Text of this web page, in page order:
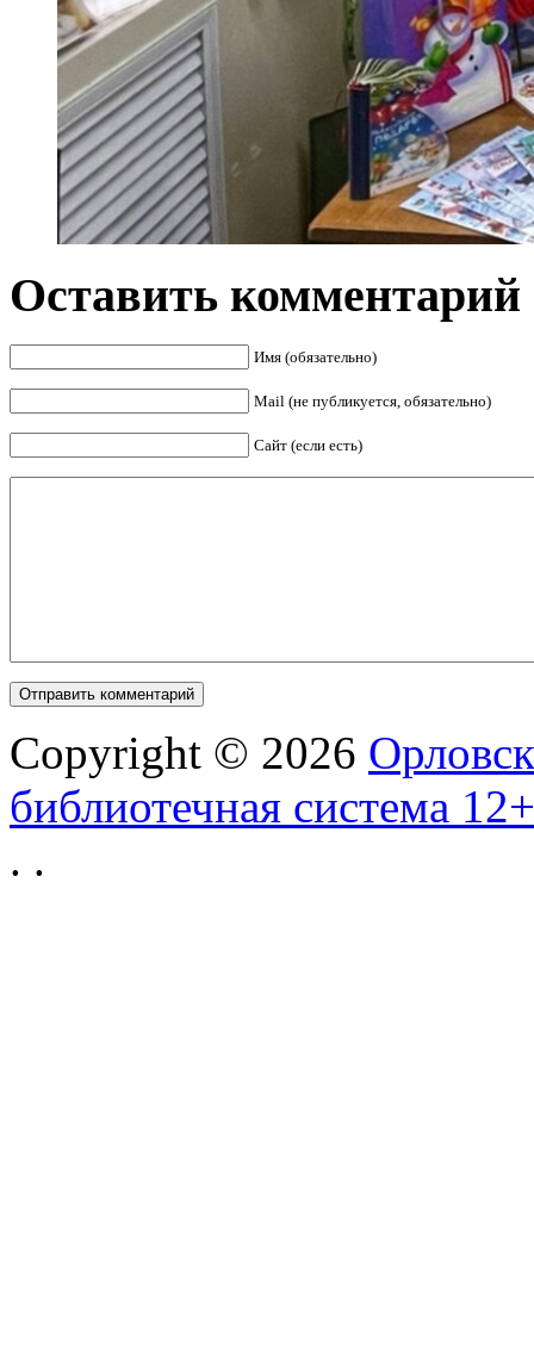
Оставить комментарий
Имя (обязательно)
Mail (не публикуется, обязательно)
Сайт (если есть)
Copyright © 2026
библиотечная система 12+
. .